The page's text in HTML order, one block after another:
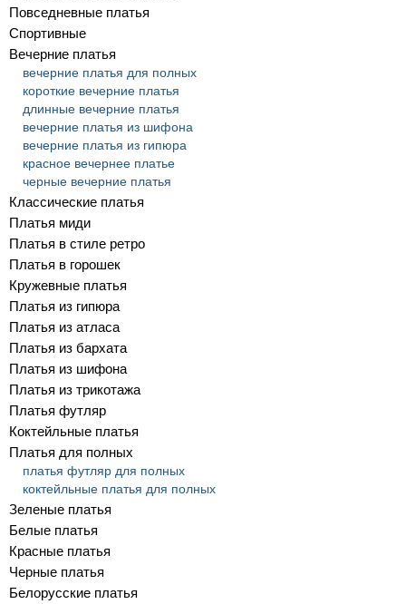
Повседневные платья
Спортивные
Вечерние платья
вечерние платья для полных
короткие вечерние платья
длинные вечерние платья
вечерние платья из шифона
вечерние платья из гипюра
красное вечернее платье
черные вечерние платья
Классические платья
Платья миди
Платья в стиле ретро
Платья в горошек
Кружевные платья
Платья из гипюра
Платья из атласа
Платья из бархата
Платья из шифона
Платья из трикотажа
Платья футляр
Коктейльные платья
Платья для полных
платья футляр для полных
коктейльные платья для полных
Зеленые платья
Белые платья
Красные платья
Черные платья
Белорусские платья